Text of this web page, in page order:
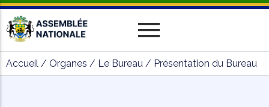
Missions
Vos Députés
Travaux
Evènements
Accueil / Organes / Le Bureau / Présentation du Bureau